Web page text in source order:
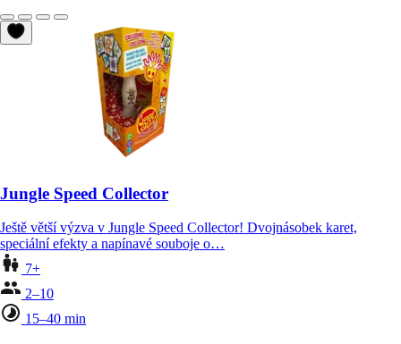
Jungle Speed Collector
Ještě větší výzva v Jungle Speed Collector! Dvojnásobek karet,
speciální efekty a napínavé souboje o…
7+
2–10
15–40 min